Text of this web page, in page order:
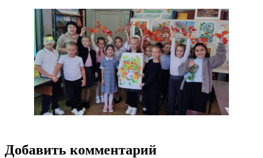
Добавить комментарий